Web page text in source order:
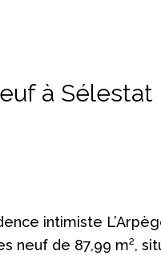
à
intimiste
neuf de 87,99 m²,